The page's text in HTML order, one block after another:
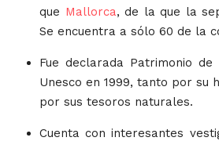
que Mallorca, de la que la
Se encuentra a sólo 60 de la
Fue declarada Patrimonio
Unesco en 1999, tanto por su
por sus tesoros naturales.
Cuenta con interesantes